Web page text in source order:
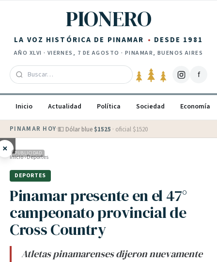
PIONERO
LA VOZ HISTÓRICA DE PINAMAR DESDE 1981
AÑO XLVI · VIERNES, 7 DE AGOSTO · PINAMAR, BUENOS AIRES
f
Inicio Actualidad Política Sociedad Economía
PINAMAR HOY·💵 Dólar blue $1525 · oficial $1520
× PUBLICIDAD
Inicio›Deportes
DEPORTES
Pinamar presente en el 47°
campeonato provincial de
Cross Country
Atletas pinamarenses dijeron nuevamente